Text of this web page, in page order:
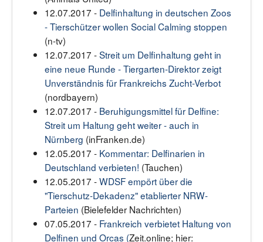
12.07.2017 - Delfinhaltung in deutschen Zoos
-Tierschützer wollen Social Calming stoppen
(n-tv)
12.07.2017 -Streit um Delfinhaltung geht in
eine neue Runde - Tiergarten-Direktor zeigt
Unverständnis für Frankreichs Zucht-Verbot
(nordbayern)
12.07.2017 - Beruhigungsmittel für Delfine:
Streit um Haltung geht weiter - auch in
Nürnberg (inFranken.de)
12.05.2017 - Kommentar: Delfinarien in
Deutschland verbieten! (Tauchen)
12.05.2017 -WDSF empört über die
"Tierschutz-Dekadenz" etablierter NRW-
Parteien (Bielefelder Nachrichten)
07.05.2017 - Frankreich verbietet Haltung von
Delfinen und Orcas (Zeit.online; hier: